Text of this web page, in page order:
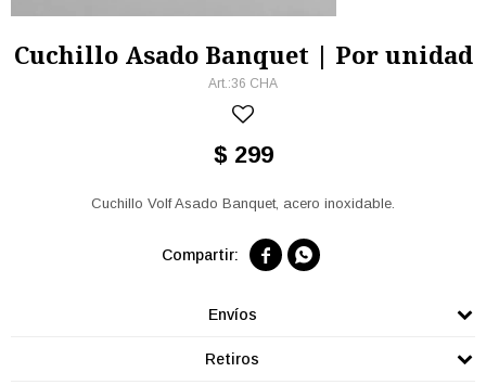
Cuchillo Asado Banquet | Por unidad
36 CHA
$ 299
Cuchillo Volf Asado Banquet, acero inoxidable.
 
Envíos
Retiros